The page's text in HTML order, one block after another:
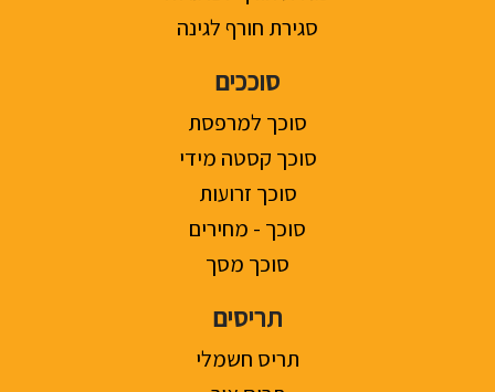
סגירת חורף לגינה
סוככים
סוכך למרפסת
סוכך קסטה מידי
סוכך זרועות
סוכך - מחירים
סוכך מסך
תריסים
תריס חשמלי